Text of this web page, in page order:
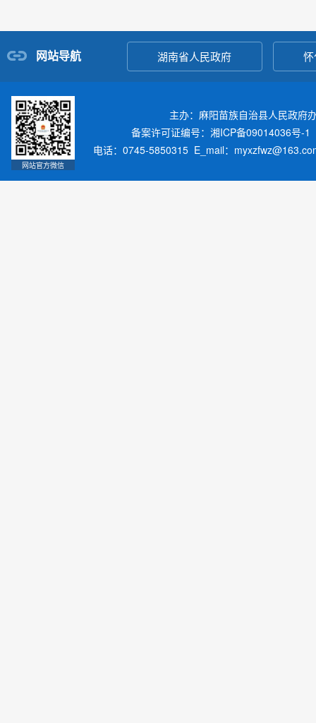
网站导航 湖南省人民政府
网站官方微信
主办：麻阳苗族自治县人民政
备案许可证编号：湘ICP备09014036号-1
电话：0745-5850315 E_mail：